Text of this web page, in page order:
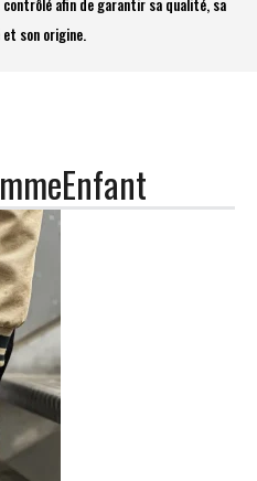
afin de garantir sa qualité, sa
son origine.
Enfant